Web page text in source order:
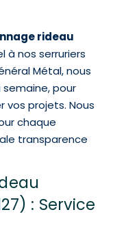
rideau
à nos serruriers
Métal, nous
pour
vos projets. Nous
chaque
transparence
: Service